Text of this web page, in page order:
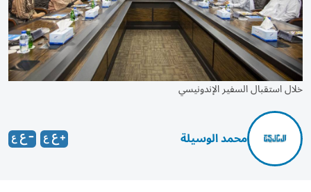
خلال استقبال السفير الإندونيسي
محمد الوسيلة